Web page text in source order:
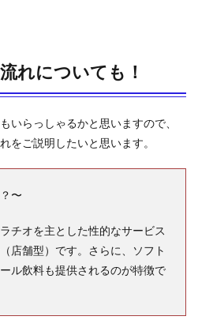
れについても！
いらっしゃるかと思いますので、
をご説明したいと思います。
〜
チオを主とした性的なサービス
店舗型）です。さらに、ソフト
ル飲料も提供されるのが特徴で